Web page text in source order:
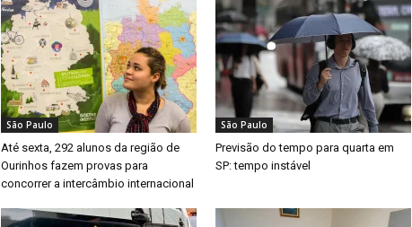
São Paulo
Até sexta, 292 alunos da região de
Ourinhos fazem provas para
concorrer a intercâmbio internacional
São Paulo
Previsão do tempo para quarta em
SP: tempo instável